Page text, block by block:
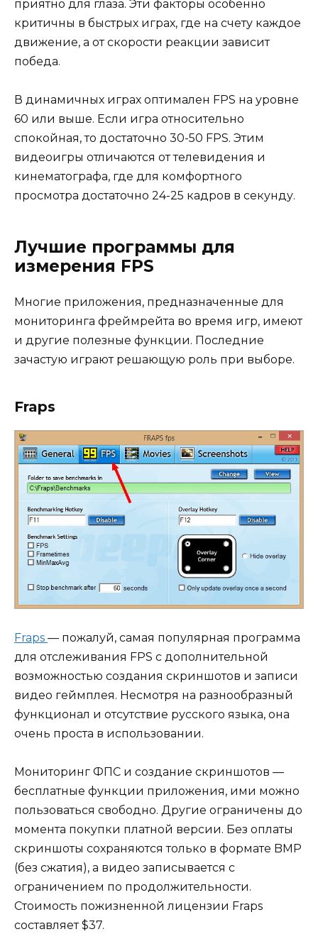
приятно для глаза. Эти факторы особенно
критичны в быстрых играх, где на счету каждое
движение, а от скорости реакции зависит
победа.
В динамичных играх оптимален FPS на уровне
60 или выше. Если игра относительно
спокойная, то достаточно 30-50 FPS. Этим
видеоигры отличаются от телевидения и
кинематографа, где для комфортного
просмотра достаточно 24-25 кадров в секунду.
Лучшие программы для
измерения FPS
Многие приложения, предназначенные для
мониторинга фреймрейта во время игр, имеют
и другие полезные функции. Последние
зачастую играют решающую роль при выборе.
Fraps
Fraps — пожалуй, самая популярная программа
для отслеживания FPS с дополнительной
возможностью создания скриншотов и записи
видео геймплея. Несмотря на разнообразный
функционал и отсутствие русского языка, она
очень проста в использовании.
Мониторинг ФПС и создание скриншотов —
бесплатные функции приложения, ими можно
пользоваться свободно. Другие ограничены до
момента покупки платной версии. Без оплаты
скриншоты сохраняются только в формате BMP
(без сжатия), а видео записывается с
ограничением по продолжительности.
Стоимость пожизненной лицензии Fraps
составляет $37.